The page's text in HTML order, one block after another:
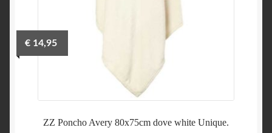
ZZ Poncho Avery 80x75cm dove white Unique.
€14,95